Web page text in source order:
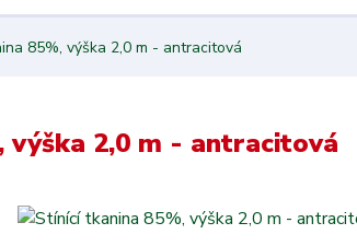
85%, výška 2,0 m - antracitová
2,0 m - antracitová